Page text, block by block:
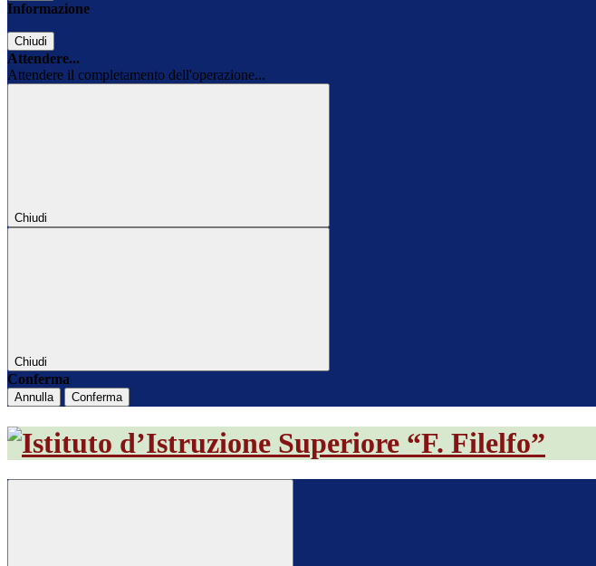
Informazione
Chiudi
Attendere...
Attendere il completamento dell'operazione...
Chiudi
Chiudi
Conferma
Annulla Conferma